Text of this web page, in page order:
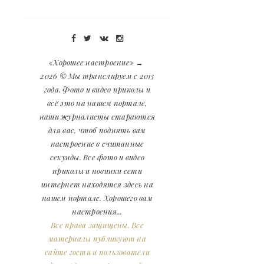
«Хорошее настроение» →
2026 © Мы транслируем с 2013
года. Фото и видео приколы и
всё это на нашем портале,
наши журналисты стараются
для вас, чтоб поднять вам
настроение в считанные
секунды. Все фото и видео
приколы и новинки сети
интернет находятся здесь на
нашем портале. Хорошего вам
настроения...
Все права защищены. Все
материалы публикуют на
сайте гости и пользователи